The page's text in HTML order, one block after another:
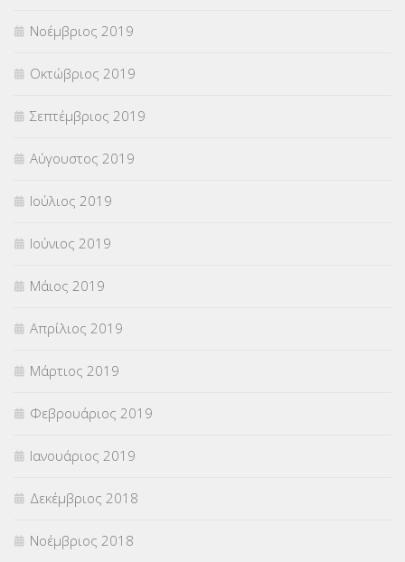
Νοέμβριος 2019
Οκτώβριος 2019
Σεπτέμβριος 2019
Αύγουστος 2019
Ιούλιος 2019
Ιούνιος 2019
Μάιος 2019
Απρίλιος 2019
Μάρτιος 2019
Φεβρουάριος 2019
Ιανουάριος 2019
Δεκέμβριος 2018
Νοέμβριος 2018